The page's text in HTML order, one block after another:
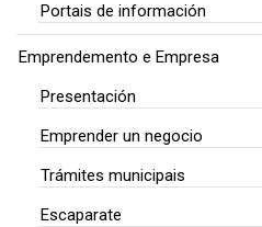
Portais de información
Emprendemento e Empresa
Presentación
Emprender un negocio
Trámites municipais
Escaparate